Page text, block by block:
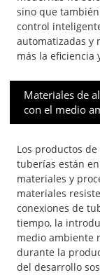
sino que
control
automatizadas y
más la eficiencia
Materiales de
con el medio
Los productos
tuberías están
materiales y
materiales
conexiones de
tiempo, la
medio ambiente
durante la
del desarrollo